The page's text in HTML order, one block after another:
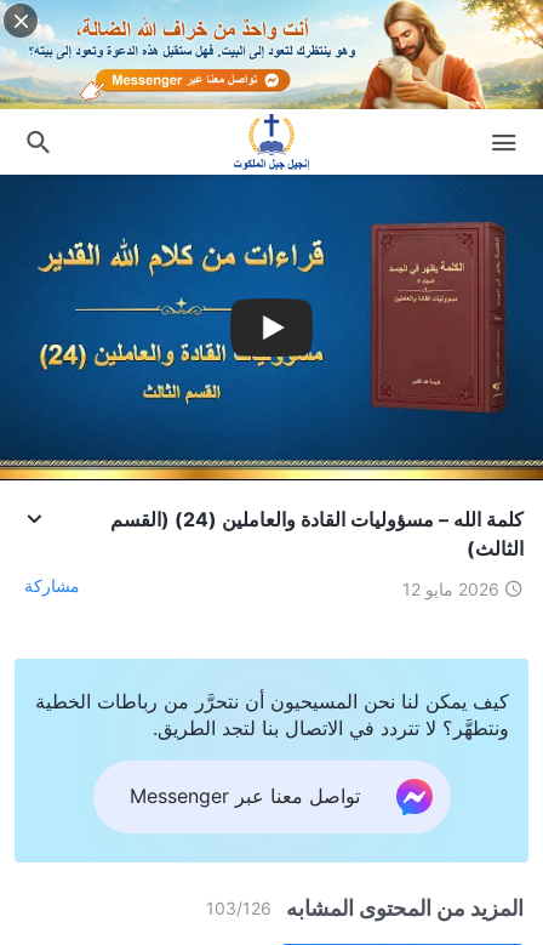
كلمة الله – مسؤوليات القادة والعاملين (24) (القسم
الثالث)
2026 مايو 12 مشاركة
كيف يمكن لنا نحن المسيحيون أن نتحرَّر من رباطات الخطية
ونتطهَّر؟ لا تتردد في الاتصال بنا لتجد الطريق.
تواصل معنا عبر Messenger
المزيد من المحتوى المشابه 103/126